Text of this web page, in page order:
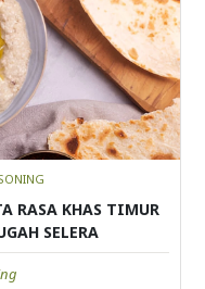
RASA KHAS TIMUR
SELERA